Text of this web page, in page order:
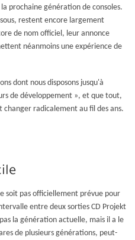
prochaine génération de consoles.
restent encore largement
de nom officiel, leur annonce
néanmoins une expérience de
dont nous disposons jusqu'à
de développement », et que tout,
radicalement au fil des ans.
soit pas officiellement prévue pour
entre deux sorties CD Projekt
la génération actuelle, mais il a le
de plusieurs générations, peut-